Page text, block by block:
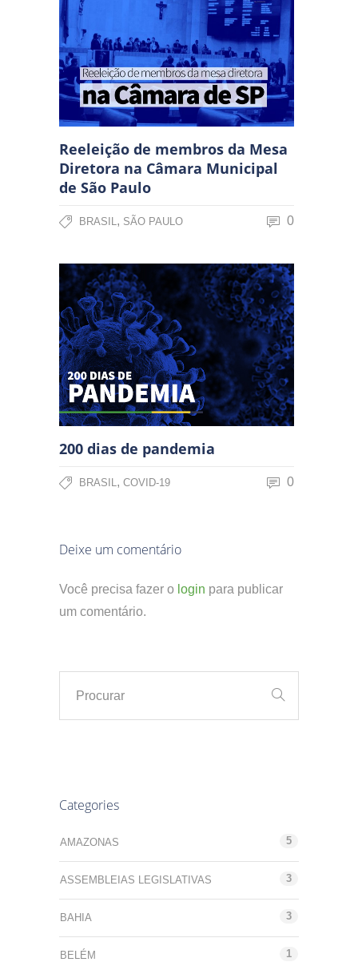
Reeleição de membros da Mesa
Diretora na Câmara Municipal
de São Paulo
BRASIL, SÃO PAULO 0
200 dias de pandemia
BRASIL , COVID-19 0
Deixe um comentário
Você precisa fazer o login para publicar
um comentário.
Categories
AMAZONAS 5
ASSEMBLEIAS LEGISLATIVAS 3
BAHIA 3
BELÉM 1